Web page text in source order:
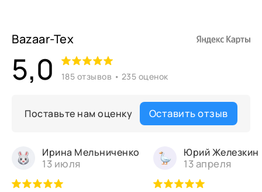
Bazaar-Tex
5,0 185 отзывов • 235 оценок
Поставьте нам оценку Оставить отзыв
Ирина Мельниченко
13 июля
Юрий Железкин
13 апреля